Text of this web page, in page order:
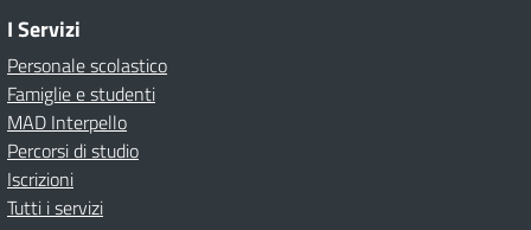
I Servizi
Personale scolastico
Famiglie e studenti
MAD Interpello
Percorsi di studio
Iscrizioni
Tutti i servizi